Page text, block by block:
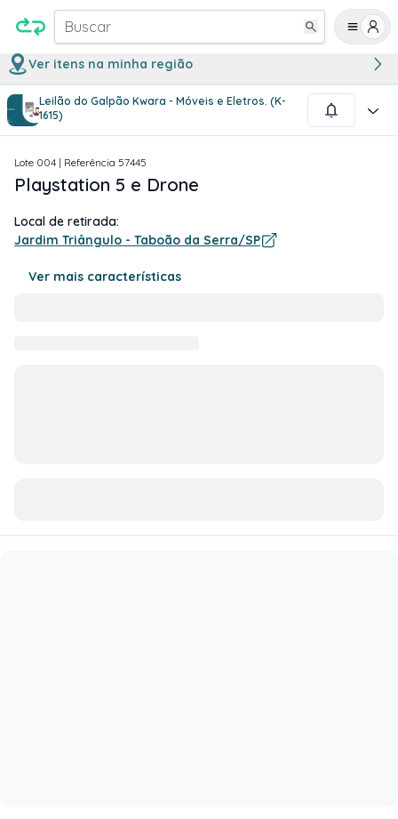
Buscar
Ver itens na minha região
Leilão do Galpão Kwara - Móveis e Eletros. (K-
1615)
1/1
Lote 004 | Referência 57445
Playstation 5 e Drone
Local de retirada:
Jardim Triângulo - Taboão da Serra/SP
Ver mais características